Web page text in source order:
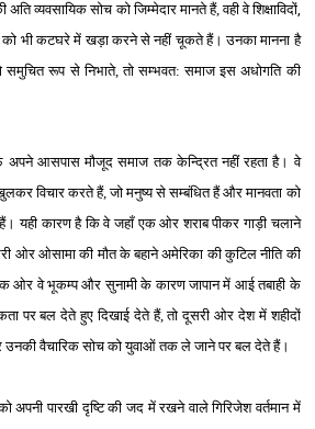
व्‍यवसायिक सोच को जिम्‍मेदार मानते हैं, वही वेशिक्षाविदों,
को भी कटघरे में खड़ा करने से नहीं चूकते हैं। उनका मानना है
समुचित रूप से निभाते, तो सम्‍भवत: समाज इस अधोगति की
अपने आसपास मौजूद समाज तक केन्द्रित नहीं रहता है। वे
विचार करते हैं, जो मनुष्‍य से सम्‍बंधित हैं और मानवता को
यही कारण है कि वे जहाँ एक ओर शराब पीकर गाड़ी चलाने
ओर ओसामा की मौत के बहाने अमेरिका की कुटिल नीति की
ओर वे भूकम्‍प और सुनामी के कारण जापान में आई तबाही के
पर बल देते हुए दिखाई देते हैं, तो दूसरी ओर देश में शहीदों
उनकी वैचारिक सोच को युवाओं तक ले जाने पर बल देते हैं।
पारखी दृष्टि की जद में रखने वाले गिरिजेश वर्तमान में